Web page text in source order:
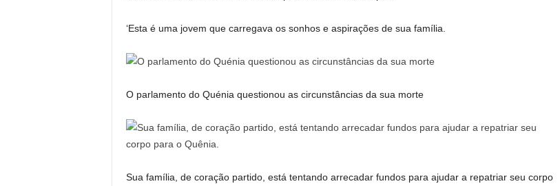
‘Esta é uma jovem que carregava os sonhos e aspirações de sua família.
O parlamento do Quénia questionou as circunstâncias da sua morte
Sua família, de coração partido, está tentando arrecadar fundos para ajudar a repatriar seu corpo